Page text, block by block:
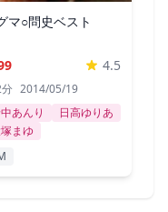
マ○問史ベスト
4.5
2014/05/19
あんり
日高ゆりあ
まゆ